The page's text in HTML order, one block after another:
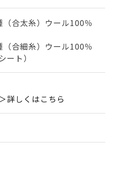
合太糸）ウール100％
合細糸）ウール100％
ート）
詳しくはこちら